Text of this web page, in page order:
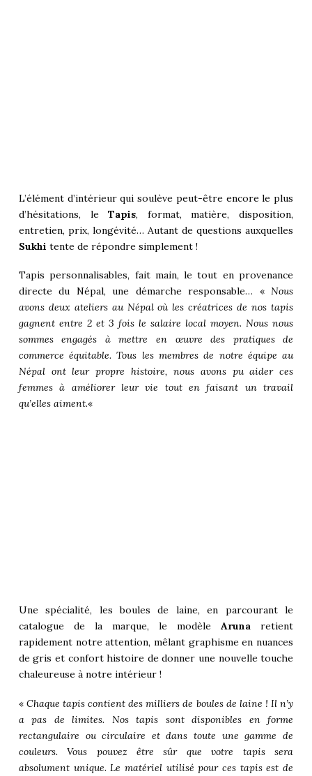
L’élément d’intérieur qui soulève peut-être encore le plus
d’hésitations, leTapis, format, matière, disposition,
entretien, prix, longévité… Autant de questions auxquelles
Sukhi tente de répondre simplement !
Tapis personnalisables, fait main, le tout en provenance
directe du Népal, une démarche responsable… «Nous
avons deux ateliers au Népal où les créatrices de nos tapis
gagnent entre 2 et 3 fois le salaire local moyen. Nous nous
sommes engagés à mettre en œuvre des pratiques de
commerce équitable. Tous les membres de notre équipe au
Népal ont leur propre histoire, nous avons pu aider ces
femmes à améliorer leur vie tout en faisant un travail
qu’elles aiment.«
Une spécialité, les boules de laine, en parcourant le
catalogue de la marque, le modèleAruna retient
rapidement notre attention, mêlant graphisme en nuances
de gris et confort histoire de donner une nouvelle touche
chaleureuse à notre intérieur !
« Chaque tapis contient des milliers de boules de laine ! Il n’y
a pas de limites. Nos tapis sont disponibles en forme
rectangulaire ou circulaire et dans toute une gamme de
couleurs. Vous pouvez être sûr que votre tapis sera
absolument unique. Le matériel utilisé pour ces tapis est de